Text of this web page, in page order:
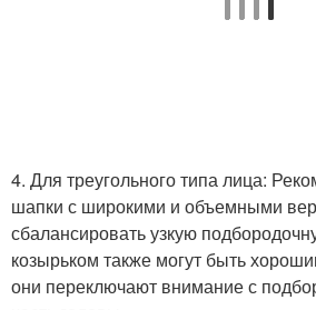
4. Для треугольного типа лица:
шапки с широкими и объемными
сбалансировать узкую
козырьком также могут быть
они переключают внимание с